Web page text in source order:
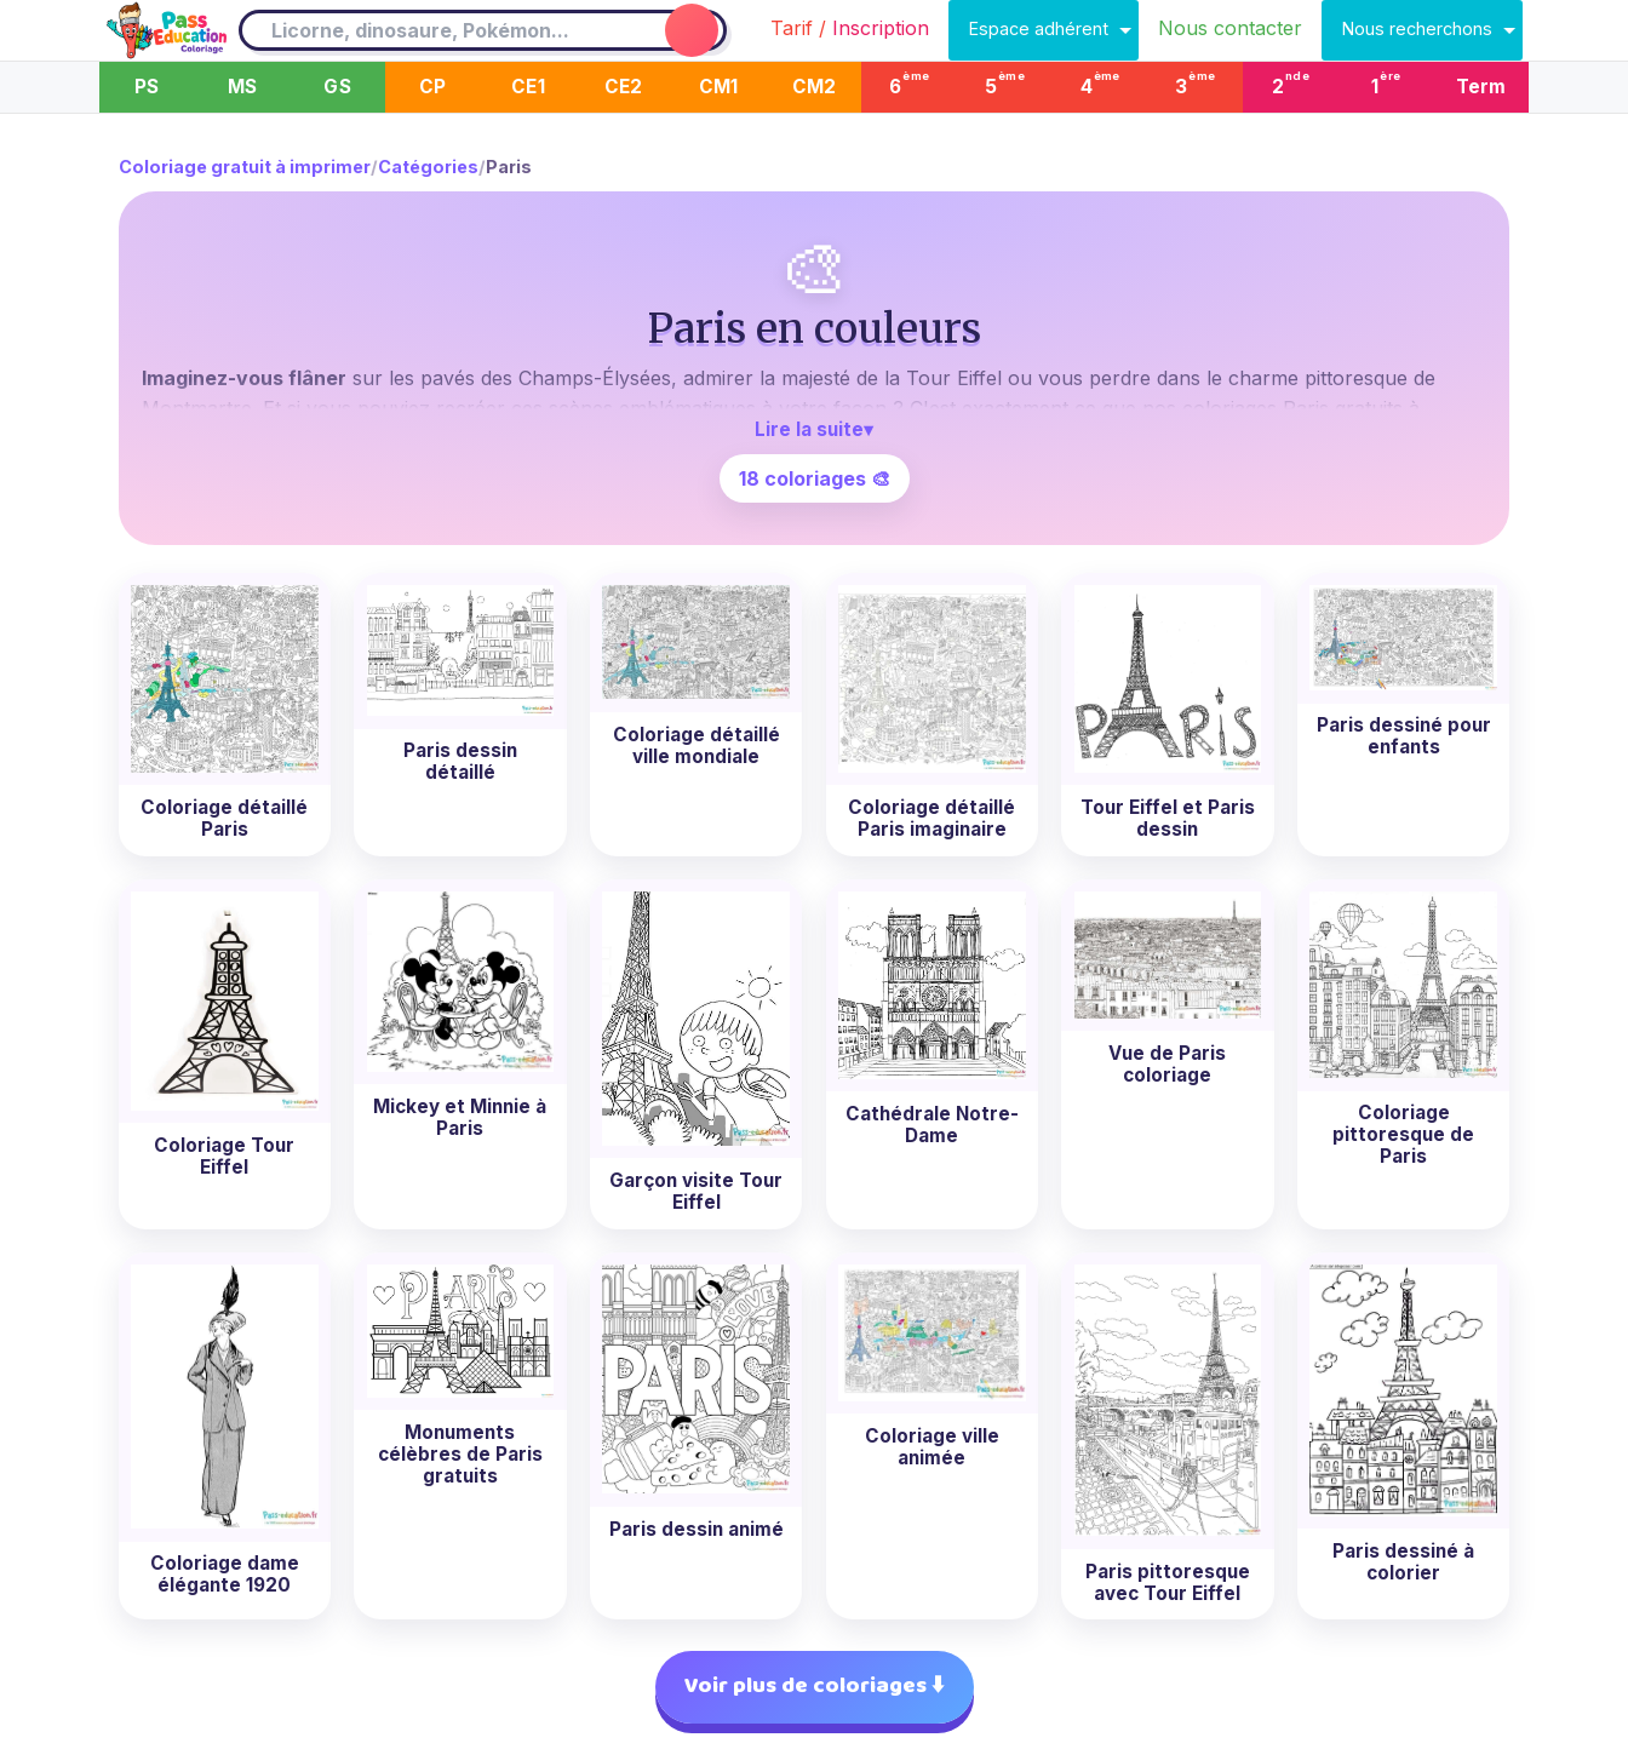
Tarif / Inscription Espace adhérent Nous contacter Nous recherchons
PS MS GS CP CE1 CE2 CM1 CM2 6ème 5ème 4ème 3ème 2nde 1ère Term
Coloriage gratuit à imprimer/Catégories/Paris
🎨
Paris en couleurs
Imaginez-vous flâner sur les pavés des Champs-Élysées, admirer la majesté de la Tour Eiffel ou vous perdre dans le charme pittoresque de
Montmartre. Et si vous pouviez recréer ces scènes emblématiques à votre façon ? C'est exactement ce que nos coloriages Paris gratuits à
par l'élégance et le romantisme de la Ville Lumière. Avec un simple crayon et une feuille, vous avez le pouvoir de donner vie
à votre propre vision du Paris rêvé. Peut-être que le ciel au-dessus du Sacré-Cœur sera violet au coucher du soleil, ou que les toits de Paris
Paris gratuits à imprimer. Alors pourquoi attendre ? Faites entrer un peu de l'esprit parisien chez vous dès aujourd'hui !
Lire la suite▾
18 coloriages 🎨
Coloriage détaillé
Paris
Paris dessin
détaillé
Coloriage détaillé
ville mondiale
Coloriage détaillé
Paris imaginaire
Tour Eiffel et Paris
dessin
Paris dessiné pour
enfants
Coloriage Tour
Eiffel
Mickey et Minnie à
Paris
Garçon visite Tour
Eiffel
Cathédrale Notre-
Dame
Vue de Paris
coloriage
Coloriage
pittoresque de
Paris
Coloriage dame
élégante 1920
Monuments
célèbres de Paris
gratuits
Paris dessin animé
Coloriage ville
animée
Paris pittoresque
avec Tour Eiffel
Paris dessiné à
colorier
Voir plus de coloriages ⬇️